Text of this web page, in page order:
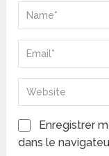
Enregistrer
dans le